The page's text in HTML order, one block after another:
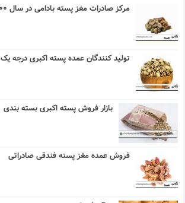
مرکز صادرات مغز پسته بادامی در سال ۱۴۰۰
تولید کنندگان عمده پسته اکبری درجه یک
بازار فروش پسته اکبری بسته بندی
فروش عمده مغز پسته فندقی صادراتی